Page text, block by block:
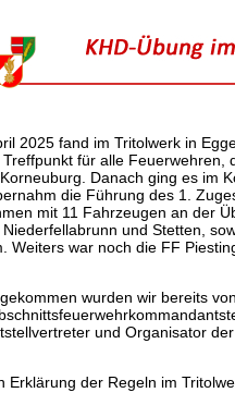
2025 fand im Tritolwerk in
für alle
Danach ging es im
die Führung des 1.
mit 11 Fahrzeugen an der
und Stetten,
Weiters war noch die FF
wurden wir bereits
und Organisator
Erklärung der Regeln im